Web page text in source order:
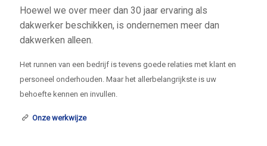
Hoewel we over meer dan 30 jaar ervaring als
dakwerker beschikken, is ondernemen meer dan
dakwerken alleen.
Het runnen van een bedrijf is tevens goede relaties met klant en
personeel onderhouden. Maar het allerbelangrijkste is uw
behoefte kennen en invullen.
Onze werkwijze